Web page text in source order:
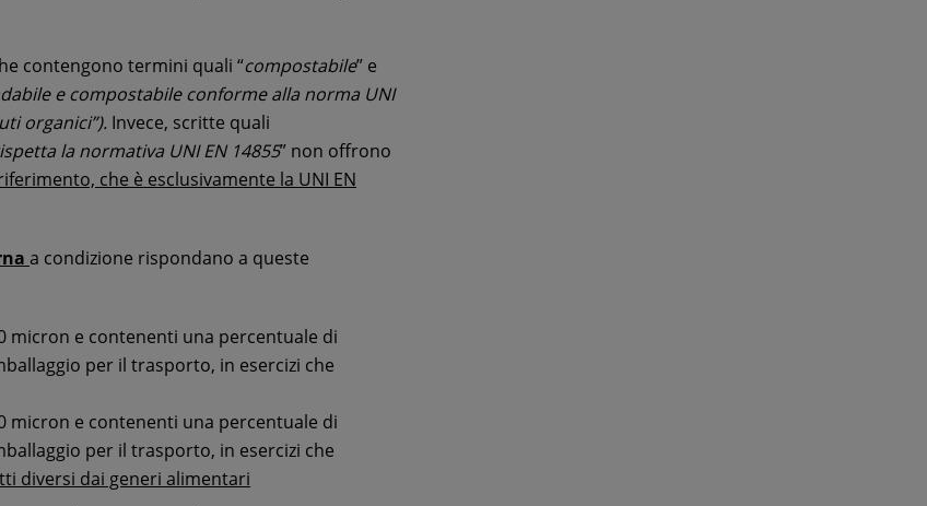
contengono termini quali “compostabile” e
e compostabile conforme alla norma UNI
organici”). Invece, scritte quali
la normativa UNI EN 14855” non offrono
che è esclusivamente la UNI EN
a condizione rispondano a queste
micron e contenenti una percentuale di
per il trasporto, in esercizi che
micron e contenenti una percentuale di
per il trasporto, in esercizi che
diversi dai generi alimentari